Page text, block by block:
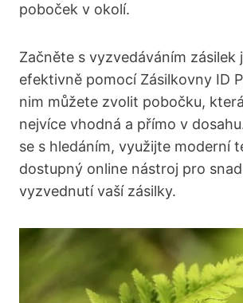
poboček v okolí.
Začněte s vyzvedáváním zásilek
efektivně pomocí Zásilkovny ID
nim můžete zvolit pobočku,
nejvíce vhodná a přímo v
se s hledáním, využijte moderní
dostupný online nástroj pro
vyzvednutí vaší zásilky.